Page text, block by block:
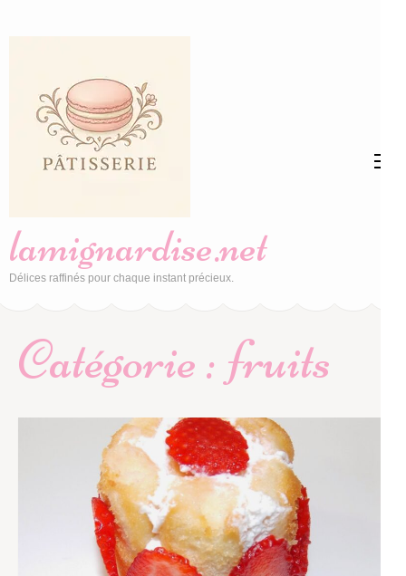
(Pressez
Entrée)
lamignardise.net
Délices raffinés pour chaque instant précieux.
Catégorie : fruits